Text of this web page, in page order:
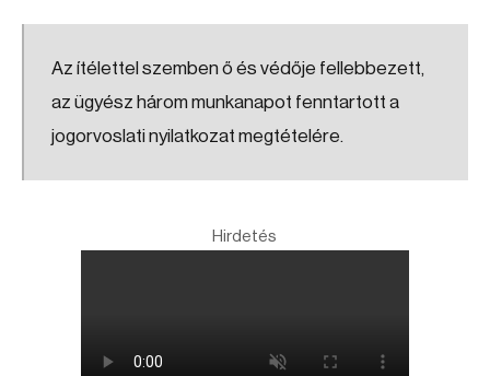
Az ítélettel szemben ő és védője fellebbezett,
az ügyész három munkanapot fenntartott a
jogorvoslati nyilatkozat megtételére.
Hirdetés